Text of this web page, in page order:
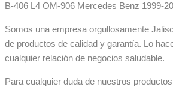
B-406 L4 OM-906 Mercedes Benz 1999-
Somos una empresa orgullosamente
de productos de calidad y garantía. Lo
cualquier relación de negocios saludable.
Para cualquier duda de nuestros